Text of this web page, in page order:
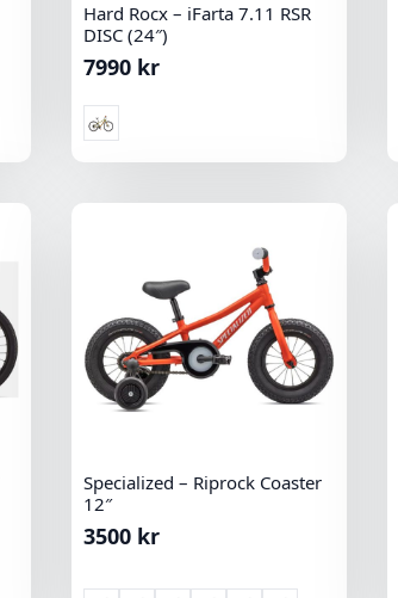
Hard Rocx – iFarta 7.11 RSR
DISC (24″)
7990 kr
Specialized – Riprock Coaster
12″
3500 kr